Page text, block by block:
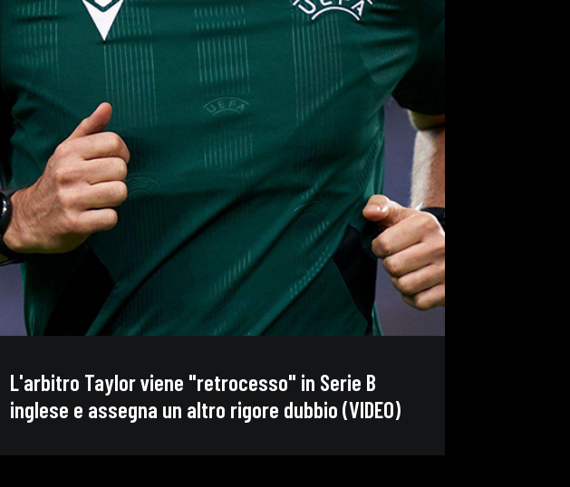
L'arbitro Taylor viene "retrocesso" in Serie B
inglese e assegna un altro rigore dubbio (VIDEO)